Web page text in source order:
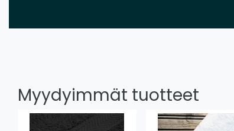
Myydyimmät tuotteet